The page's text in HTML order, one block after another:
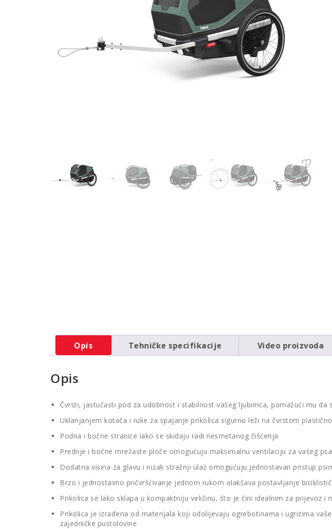
Opis Tehničke specifikacije Video proizvoda
Opis
Čvrsti, jastučasti pod za udobnost i stabilnost vašeg ljubimca, pomažući mu
Uklanjanjem kotača i ruke za spajanje prikolica sigurno leži na čvrstom
Podna i bočne stranice lako se skidaju radi nesmetanog čišćenja
Prednje i bočne mrežaste ploče omogućuju maksimalnu ventilaciju za vašeg psa
Dodatna visina za glavu i nizak stražnji ulaz omogućuju jednostavan pristup
Brzo i jednostavno pričvršćivanje jednom rukom olakšava postavljanje
Prikolica se lako sklapa u kompaktniju veličinu, što je čini idealnim za prijevoz i
Prikolica je izrađena od materijala koji odolijevaju ogrebotinama i ugrizima
zajedničke pustolovine